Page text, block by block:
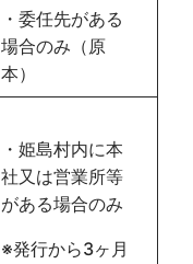
・委任先がある
場合のみ（原
本）
・姫島村内に本
社又は営業所等
がある場合のみ
※発行から3ヶ月